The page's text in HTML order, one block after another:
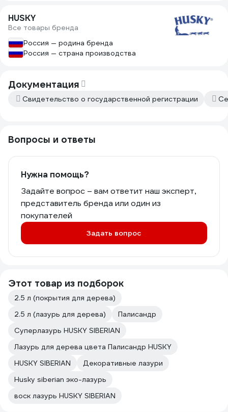
HUSKY
Все товары бренда
Россия — родина бренда
Россия — страна производства
Документация
Свидетельство о государственной регистрации
Вопросы и ответы
Нужна помощь?
Задайте вопрос – вам ответит наш эксперт,
представитель бренда или один из
покупателей
Задать вопрос
Этот товар из подборок
2.5 л (покрытия для дерева)
2.5 л (лазурь для дерева)
Палисандр
Суперлазурь HUSKY SIBERIAN
Лазурь для дерева цвета Палисандр HUSKY
HUSKY SIBERIAN
Декоративные лазури
Husky siberian эко-лазурь
воск лазурь HUSKY SIBERIAN